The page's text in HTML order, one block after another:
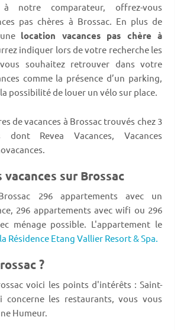
à notre comparateur, offrez-vous
pas chères à Brossac. En plus de
location vacances pas chère à
indiquer lors de votre recherche les
souhaitez retrouver dans votre
comme la présence d’un parking,
possibilité de louer un vélo sur place.
de vacances à Brossac trouvés chez 3
dont Revea Vacances, Vacances
sur Brossac
296 appartements avec un
296 appartements avec wifi ou 296
ménage possible. L'appartement le
Résidence Etang Vallier Resort & Spa.
?
voici les points d'intérêts : Saint-
concerne les restaurants, vous vous
Humeur.